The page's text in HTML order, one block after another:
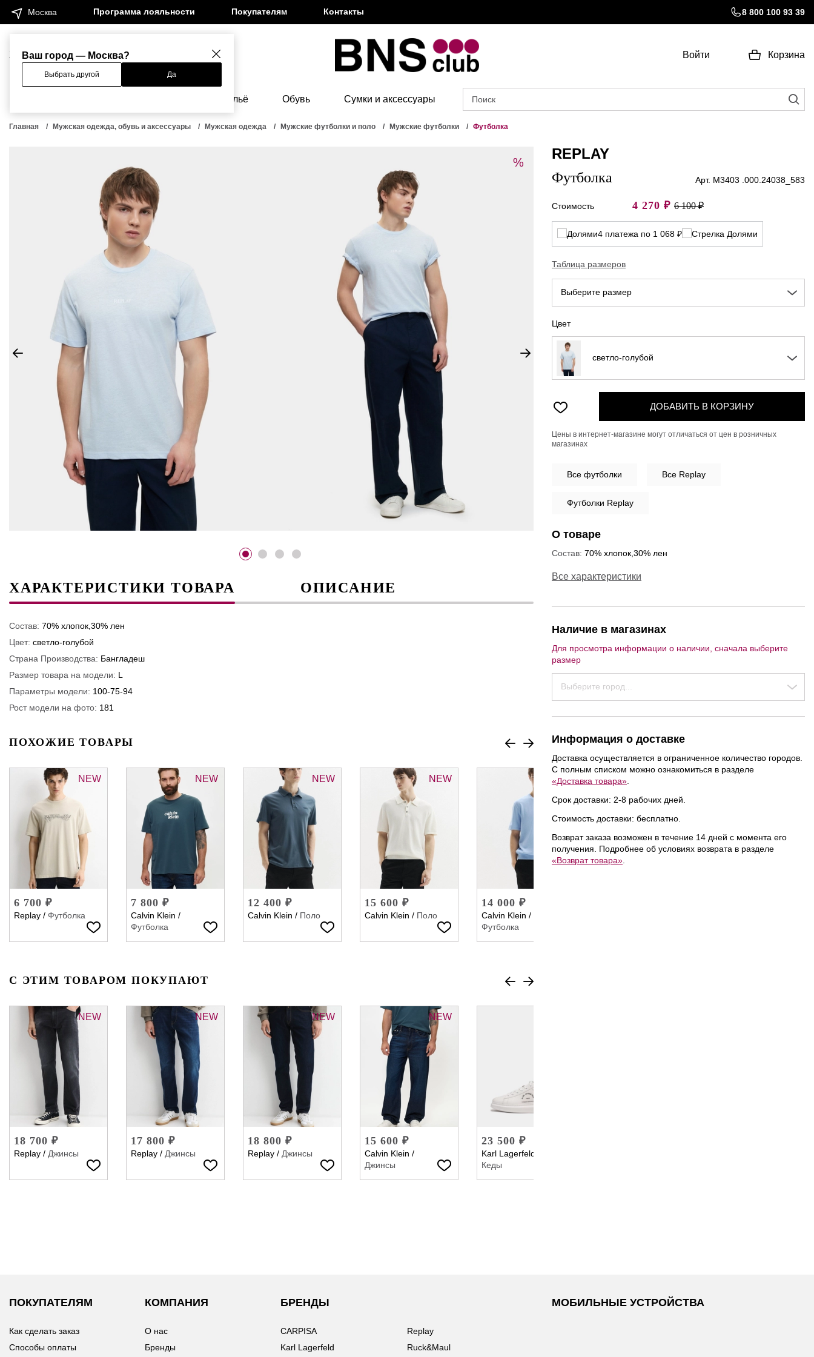
Ваш город — Москва?
Выбрать другой Да
Москва Программа лояльности Покупателям Контакты 8 800 100 93 39
Женщинам Мужчинам Войти Корзина
Бельё Обувь Сумки и аксессуары
Главная Мужская одежда, обувь и аксессуары Мужская одежда Мужские футболки и поло Мужские футболки Футболка
%
ХАРАКТЕРИСТИКИ ТОВАРА ОПИСАНИЕ
Состав: 70% хлопок,30% лен
Цвет: светло-голубой
Страна Производства: Бангладеш
Размер товара на модели: L
Параметры модели: 100-75-94
Рост модели на фото: 181
ПОХОЖИЕ ТОВАРЫ
NEW
6 700 ₽
Replay / Футболка
NEW
7 800 ₽
Calvin Klein /
Футболка
NEW
12 400 ₽
Calvin Klein / Поло
NEW
15 600 ₽
Calvin Klein / Поло
NEW
14 000 ₽
Calvin Klein /
Футболка
С ЭТИМ ТОВАРОМ ПОКУПАЮТ
NEW
18 700 ₽
Replay / Джинсы
NEW
17 800 ₽
Replay / Джинсы
NEW
18 800 ₽
Replay / Джинсы
NEW
15 600 ₽
Calvin Klein /
Джинсы
23 500 ₽
Karl Lagerfeld
Кеды
REPLAY
Футболка Арт. M3403 .000.24038_583
Стоимость 4 270 ₽ 6 100 ₽
4 платежа по 1 068 ₽
Таблица размеров
Выберите размер
Цвет
светло-голубой
ДОБАВИТЬ В КОРЗИНУ
Цены в интернет-магазине могут отличаться от цен в розничных
магазинах
Все футболки Все Replay
Футболки Replay
О товаре
Состав: 70% хлопок,30% лен
Все характеристики
Наличие в магазинах
Для просмотра информации о наличии, сначала выберите
размер
Выберите город...
Информация о доставке
Доставка осуществляется в ограниченное количество городов.
С полным списком можно ознакомиться в разделе
«Доставка товара»
Срок доставки: 2-8 рабочих дней.
Стоимость доставки: бесплатно.
Возврат заказа возможен в течение 14 дней с момента его
получения. Подробнее об условиях возврата в разделе
«Возврат товара»
ПОКУПАТЕЛЯМ
Как сделать заказ
Способы оплаты
КОМПАНИЯ
О нас
Бренды
БРЕНДЫ
CARPISA
Karl Lagerfeld
Replay
Ruck&Maul
МОБИЛЬНЫЕ УСТРОЙСТВА